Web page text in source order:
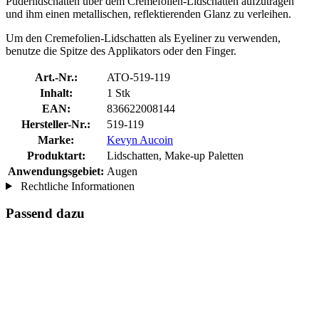
und ihm einen metallischen, reflektierenden Glanz zu verleihen.
Um den Cremefolien-Lidschatten als Eyeliner zu verwenden,
benutze die Spitze des Applikators oder den Finger.
Art.-Nr.:
ATO-519-119
Inhalt:
1 Stk
EAN:
836622008144
Hersteller-Nr.:
519-119
Marke:
Kevyn Aucoin
Produktart:
Lidschatten, Make-up Paletten
Anwendungsgebiet: Augen
Rechtliche Informationen
Passend dazu